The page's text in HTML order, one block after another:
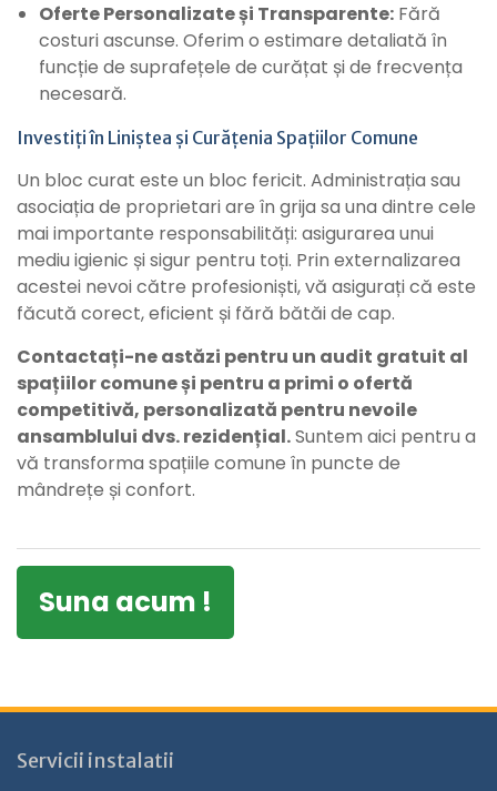
Oferte Personalizate și Transparente: Fără
costuri ascunse. Oferim o estimare detaliată în
funcție de suprafețele de curățat și de frecvența
necesară.
Investiți în Liniștea și Curățenia Spațiilor Comune
Un bloc curat este un bloc fericit. Administrația sau
asociația de proprietari are în grija sa una dintre cele
mai importante responsabilități: asigurarea unui
mediu igienic și sigur pentru toți. Prin externalizarea
acestei nevoi către profesioniști, vă asigurați că este
făcută corect, eficient și fără bătăi de cap.
Contactați-ne astăzi pentru un audit gratuit al
spațiilor comune și pentru a primi o ofertă
competitivă, personalizată pentru nevoile
ansamblului dvs. rezidențial.Suntem aici pentru a
vă transforma spațiile comune în puncte de
mândrețe și confort.
Suna acum !
Servicii instalatii